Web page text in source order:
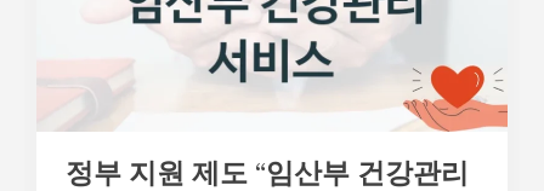
정부 지원 제도 “임산부 건강관리